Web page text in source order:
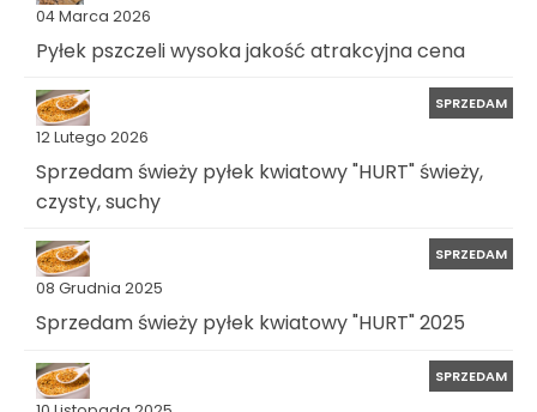
04 Marca 2026
Pyłek pszczeli wysoka jakość atrakcyjna cena
12 Lutego 2026
SPRZEDAM
Sprzedam świeży pyłek kwiatowy "HURT" świeży,
czysty, suchy
08 Grudnia 2025
SPRZEDAM
Sprzedam świeży pyłek kwiatowy "HURT" 2025
SPRZEDAM